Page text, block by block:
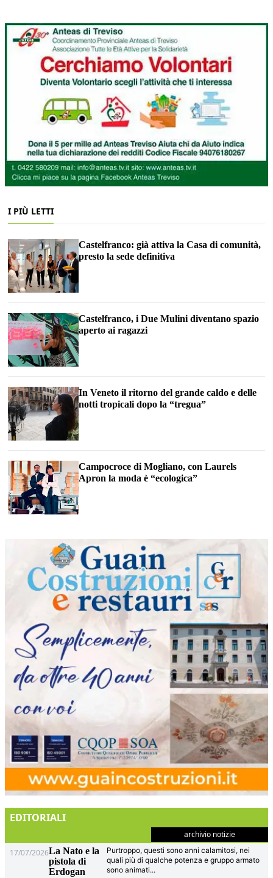
I PIÙ LETTI
Castelfranco: già attiva la Casa di comunità,
presto la sede definitiva
Castelfranco, i Due Mulini diventano spazio
aperto ai ragazzi
In Veneto il ritorno del grande caldo e delle
notti tropicali dopo la “tregua”
Campocroce di Mogliano, con Laurels
Apron la moda è “ecologica”
EDITORIALI
archivio notizie
17/07/2026La Nato e la
pistola di
Erdogan
Purtroppo, questi sono anni calamitosi, nei
quali più di qualche potenza e gruppo armato
sono animati...